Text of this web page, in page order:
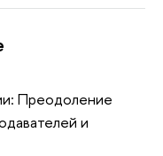
Преодоление
и